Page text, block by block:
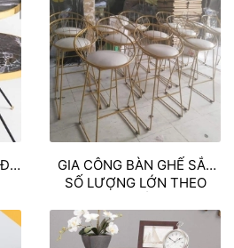
GIA CÔNG BÀN GHẾ SẮT
SỐ LƯỢNG LỚN THEO